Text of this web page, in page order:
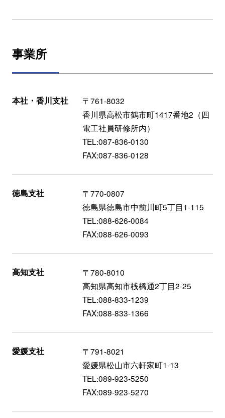
事業所
本社・香川支社
〒761-8032
香川県高松市鶴市町1417番地2（四
電工社員研修所内）
TEL:087-836-0130
FAX:087-836-0128
徳島支社
〒770-0807
徳島県徳島市中前川町5丁目1-115
TEL:088-626-0084
FAX:088-626-0093
高知支社
〒780-8010
高知県高知市桟橋通2丁目2-25
TEL:088-833-1239
FAX:088-833-1366
愛媛支社
〒791-8021
愛媛県松山市六軒家町1-13
TEL:089-923-5250
FAX:089-923-5270